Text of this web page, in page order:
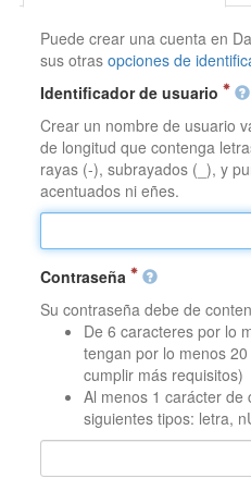
Puede crear una cuenta en
sus otrasopciones de
Identificador de usuario
Crear un nombre de usuario
de longitud que contenga
rayas (-), subrayados (_), y
acentuados ni eñes.
Contraseña
Su contraseña debe de
De 6 caracteres por lo
tengan por lo menos
cumplir más requisitos)
Al menos 1 carácter
siguientes tipos: letra,